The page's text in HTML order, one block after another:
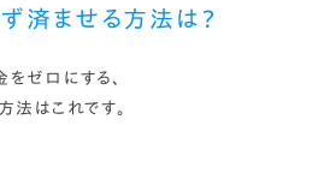
済ませる方法は？
ゼロにする、
法はこれです。